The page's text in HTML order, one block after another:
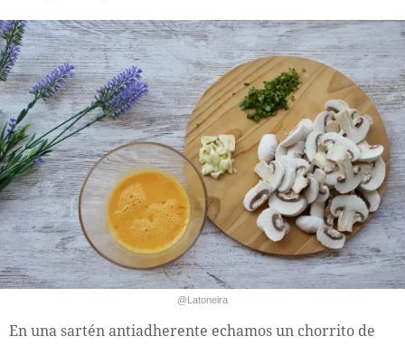
@Latoneira
En una sartén antiadherente echamos un chorrito de